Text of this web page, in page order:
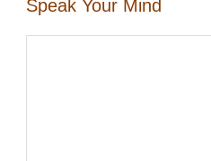
Speak Your Mind